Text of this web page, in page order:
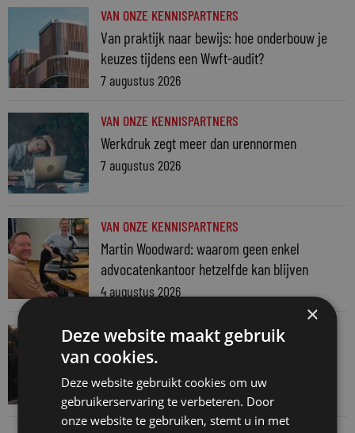
VAN ONZE KENNISPARTNERS
Van praktijk naar bewijs: hoe onderbouw je
keuzes tijdens een Wwft-audit?
7 augustus 2026
VAN ONZE KENNISPARTNERS
Werkdruk zegt meer dan urennormen
7 augustus 2026
VAN ONZE KENNISPARTNERS
Martin Woodward: waarom geen enkel
advocatenkantoor hetzelfde kan blijven
4 augustus 2026
VAN ONZE KENNISPARTNERS
Waarom standaard carrièrepaden talent
kosten
31 juli 2026
×
Deze website maakt gebruik
van cookies.
Deze website gebruikt cookies om uw
gebruikerservaring te verbeteren. Door
onze website te gebruiken, stemt u in met